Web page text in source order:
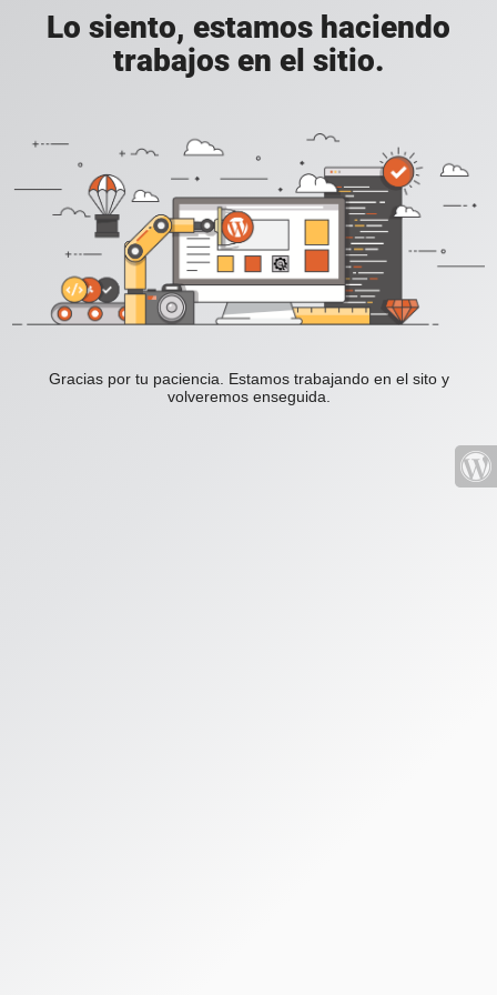
Lo siento, estamos haciendo
trabajos en el sitio.
Gracias por tu paciencia. Estamos trabajando en el sito y
volveremos enseguida.